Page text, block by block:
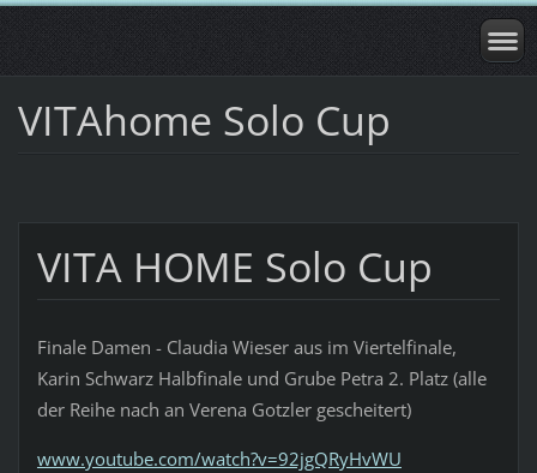
VITAhome Solo Cup
VITA HOME Solo Cup
Finale Damen - Claudia Wieser aus im Viertelfinale,
Karin Schwarz Halbfinale und Grube Petra 2. Platz (alle
der Reihe nach an Verena Gotzler gescheitert)
www.youtube.com/watch?v=92jgQRyHvWU